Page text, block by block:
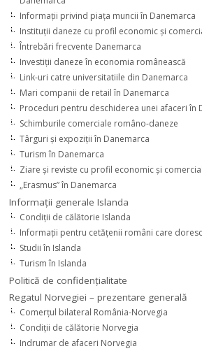
Informaţii privind piaţa muncii în Danemarca
Instituţii daneze cu profil economic şi
Întrebări frecvente Danemarca
Investiţii daneze în economia românească
Link-uri catre universitatiile din Danemarca
Mari companii de retail în Danemarca
Proceduri pentru deschiderea unei afaceri în
Schimburile comerciale româno-daneze
Târguri şi expoziţii în Danemarca
Turism în Danemarca
Ziare şi reviste cu profil economic şi
„Erasmus” în Danemarca
Informaţii generale Islanda
Condiţii de călătorie Islanda
Informaţii pentru cetăţenii români care
Studii în Islanda
Turism în Islanda
Politică de confidențialitate
Regatul Norvegiei – prezentare generală
Comerţul bilateral România-Norvegia
Condiții de călătorie Norvegia
Indrumar de afaceri Norvegia